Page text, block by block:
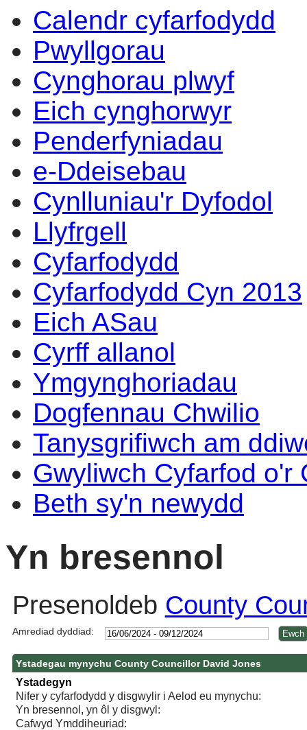
Calendr cyfarfodydd
Pwyllgorau
Cynghorau plwyf
Eich cynghorwyr
Penderfyniadau
e-Ddeisebau
Cynlluniau'r Dyfodol
Llyfrgell
Cyfarfodydd
Cyfarfodydd Cyn 2013
Eich ASau
Cyrff allanol
Ymgynghoriadau
Dogfennau Chwilio
Tanysgrifiwch am
Gwyliwch Cyfarfod o'r
Beth sy'n newydd
Yn bresennol
Presenoldeb County
Amrediad dyddiad:
Ystadegau mynychu County Councillor David Jones
Ystadegyn
Nifer y cyfarfodydd y disgwylir i Aelod eu mynychu:
Yn bresennol, yn ôl y disgwyl:
Cafwyd Ymddiheuriad:
14:00
14:00
14:00
10:00
17:00
17:00
14:00
17:00
14:00
14:00
10:00